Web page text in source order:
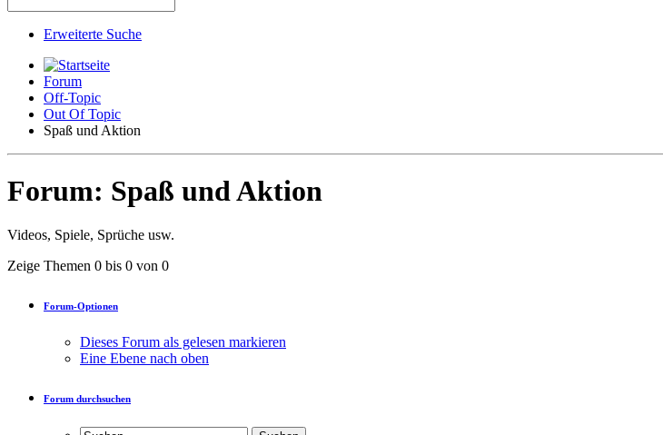
Erweiterte Suche
Forum
Off-Topic
Out Of Topic
Spaß und Aktion
Forum: Spaß und Aktion
Videos, Spiele, Sprüche usw.
Zeige Themen 0 bis 0 von 0
Forum-Optionen
Dieses Forum als gelesen markieren
Eine Ebene nach oben
Forum durchsuchen